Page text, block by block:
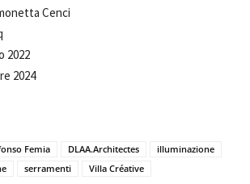
Cenci
2022
2024
Femia DLAA.Architectes
illuminazione
serramenti Villa Créative